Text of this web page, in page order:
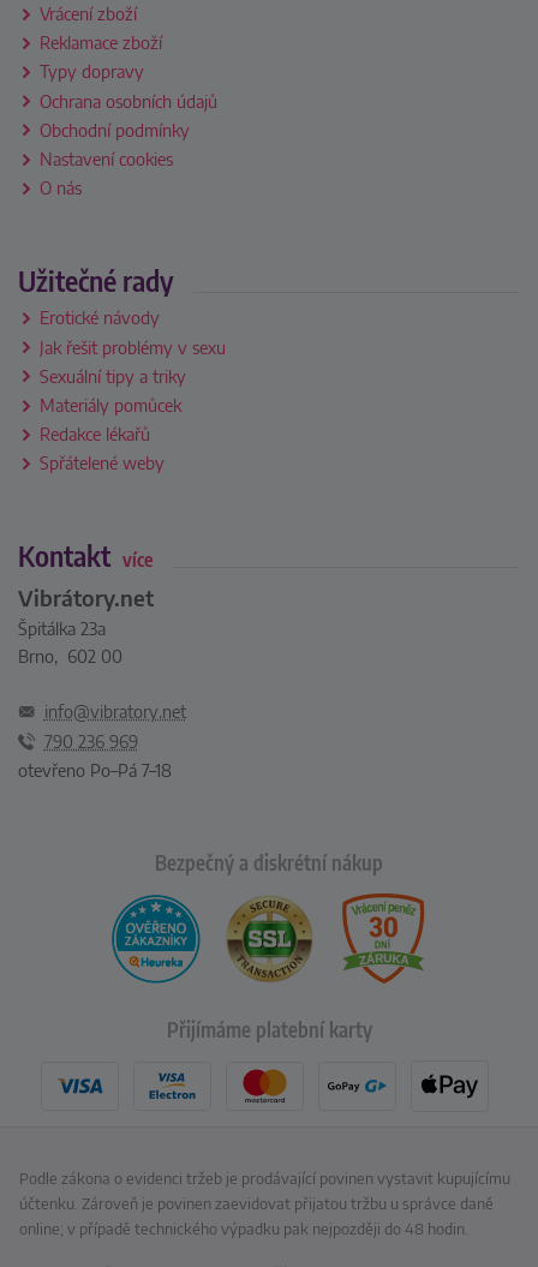
Vrácení zboží
Reklamace zboží
Typy dopravy
Ochrana osobních údajů
Obchodní podmínky
Nastavení cookies
O nás
Užitečné rady
Erotické návody
Jak řešit problémy v sexu
Sexuální tipy a triky
Materiály pomůcek
Redakce lékařů
Spřátelené weby
Kontakt více
Vibrátory.net
Špitálka 23a
Brno, 602 00
info@vibratory.net
790 236 969
otevřeno Po–Pá 7–18
Bezpečný a diskrétní nákup
Přijímáme platební karty
Podle zákona o evidenci tržeb je prodávající povinen vystavit kupujícímu
účtenku. Zároveň je povinen zaevidovat přijatou tržbu u správce daně
online; v případě technického výpadku pak nejpozději do 48 hodin.